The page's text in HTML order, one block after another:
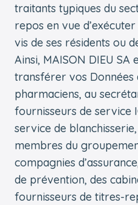
traitants typiques du
repos en vue
vis de ses résidents ou
Ainsi, MAISON DIEU SA
transférer vos Données
pharmaciens, au
fournisseurs de service
service de
membres du
compagnies
de prévention, des
fournisseurs de titres-